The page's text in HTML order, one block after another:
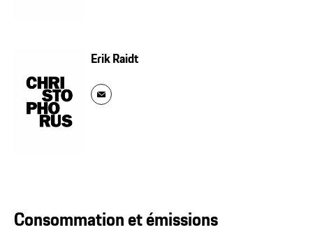
Erik Raidt
Consommation et émissions